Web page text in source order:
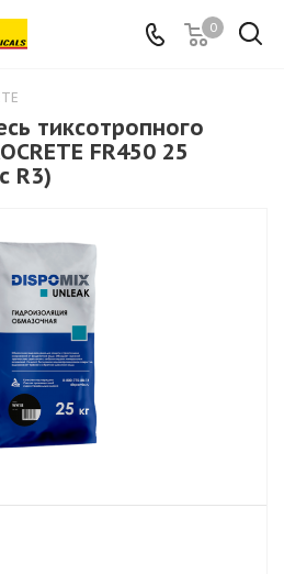
0
тиксотропного
FR450 25
R3)